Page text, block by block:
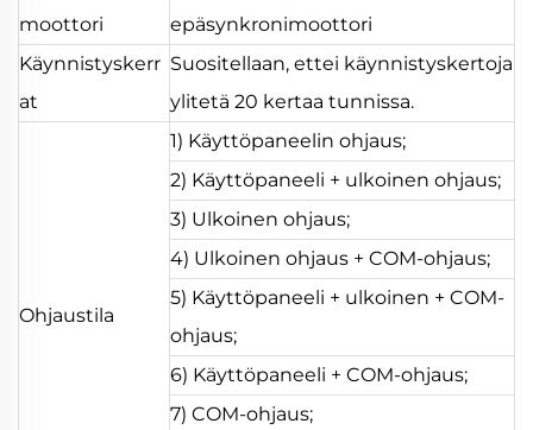
moottori
epäsynkronimoottori
Käynnistyskerr
at
Suositellaan, ettei käynnistyskertoja
ylitetä 20 kertaa tunnissa.
Ohjaustila
1) Käyttöpaneelin ohjaus;
2) Käyttöpaneeli + ulkoinen ohjaus;
3) Ulkoinen ohjaus;
4) Ulkoinen ohjaus + COM-ohjaus;
5) Käyttöpaneeli + ulkoinen + COM-
ohjaus;
6) Käyttöpaneeli + COM-ohjaus;
7) COM-ohjaus;